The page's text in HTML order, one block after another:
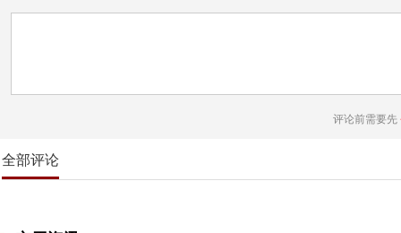
评论前需要先
全部评论